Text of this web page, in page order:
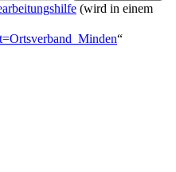
(wird in einem
“